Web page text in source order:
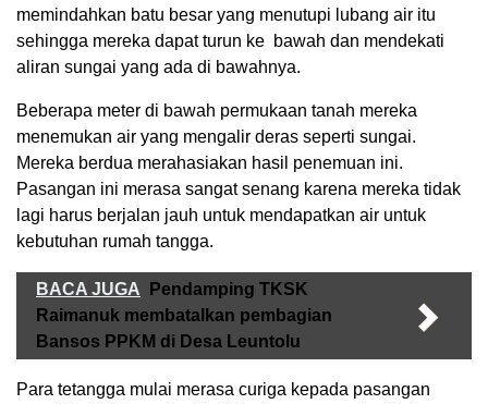
memindahkan batu besar yang menutupi lubang air itu
sehingga mereka dapat turun ke bawah dan mendekati
aliran sungai yang ada di bawahnya.
Beberapa meter di bawah permukaan tanah mereka
menemukan air yang mengalir deras seperti sungai.
Mereka berdua merahasiakan hasil penemuan ini.
Pasangan ini merasa sangat senang karena mereka tidak
lagi harus berjalan jauh untuk mendapatkan air untuk
kebutuhan rumah tangga.
BACA JUGA
Pendamping TKSK
Raimanuk membatalkan pembagian
Bansos PPKM di Desa Leuntolu
Para tetangga mulai merasa curiga kepada pasangan